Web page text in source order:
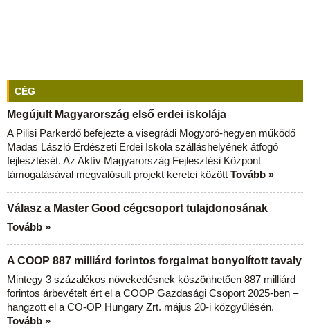
CÉG
Megújult Magyarország első erdei iskolája
A Pilisi Parkerdő befejezte a visegrádi Mogyoró-hegyen működő
Madas László Erdészeti Erdei Iskola szálláshelyének átfogó
fejlesztését. Az Aktív Magyarország Fejlesztési Központ
támogatásával megvalósult projekt keretei között Tovább »
Válasz a Master Good cégcsoport tulajdonosának
Tovább »
A COOP 887 milliárd forintos forgalmat bonyolított tavaly
Mintegy 3 százalékos növekedésnek köszönhetően 887 milliárd
forintos árbevételt ért el a COOP Gazdasági Csoport 2025-ben –
hangzott el a CO-OP Hungary Zrt. május 20-i közgyűlésén.
Tovább »